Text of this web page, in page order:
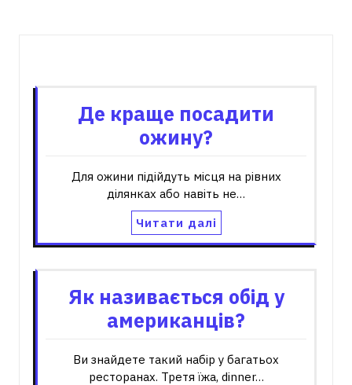
Де краще посадити
ожину?
Для ожини підійдуть місця на рівних
ділянках або навіть не…
Читати далі
Як називається обід у
американців?
Ви знайдете такий набір у багатьох
ресторанах. Третя їжа, dinner…